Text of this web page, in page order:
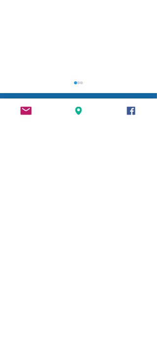
Dank an unsere Sponsoren & Partner